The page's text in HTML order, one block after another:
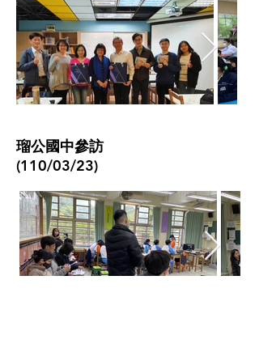
​瑠公國中參訪
(110/03/23)